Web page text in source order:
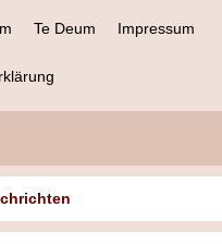
Te Deum Impressum